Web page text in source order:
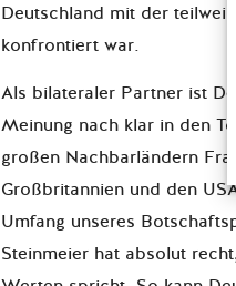
Deutschland mit der
konfrontiert war.
Als bilateraler Partner ist
Meinung nach klar in den
großen Nachbarländern
Großbritannien und den
Umfang unseres
Steinmeier hat absolut